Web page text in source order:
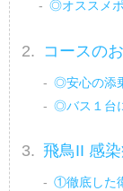
◎オススメ
コースの
◎安心の添
◎バス１台
飛鳥II 感
①徹底した